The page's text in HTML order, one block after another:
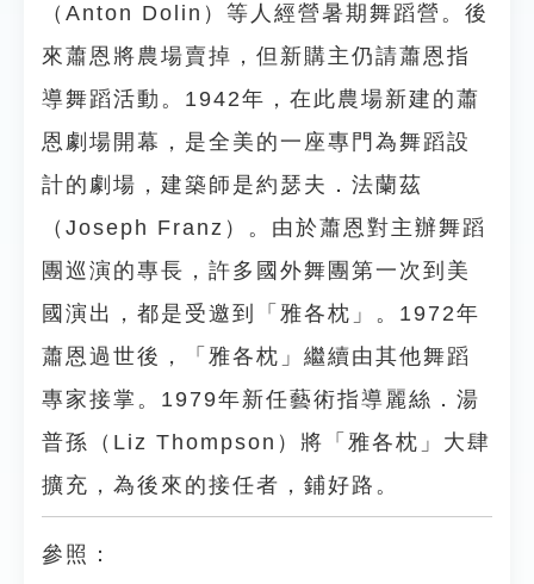
（Anton Dolin）等人經營暑期舞蹈營。後
來蕭恩將農場賣掉，但新購主仍請蕭恩指
導舞蹈活動。1942年，在此農場新建的蕭
恩劇場開幕，是全美的一座專門為舞蹈設
計的劇場，建築師是約瑟夫．法蘭茲
（Joseph Franz）。由於蕭恩對主辦舞蹈
團巡演的專長，許多國外舞團第一次到美
國演出，都是受邀到「雅各枕」。1972年
蕭恩過世後，「雅各枕」繼續由其他舞蹈
專家接掌。1979年新任藝術指導麗絲．湯
普孫（Liz Thompson）將「雅各枕」大肆
擴充，為後來的接任者，鋪好路。
參照：